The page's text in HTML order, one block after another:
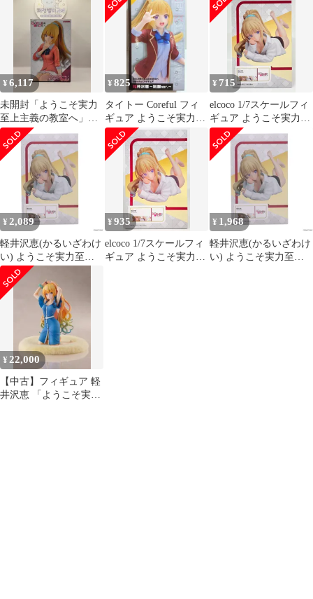
Season 軽井沢恵 制服
ver.【再販版】
¥6,117
未開封「ようこそ実力
至上主義の教室へ」軽
井沢 恵 フィギュア
¥825
タイトー Coreful フィ
ギュア ようこそ実力至
上主義の教室へ 2nd
Season 軽井沢恵 制服
ver.
¥ 715
elcoco 1/7スケールフィ
ギュア ようこそ実力至
上主義の教室へ 軽井沢
恵
¥ 2,089
軽井沢恵(かるいざわけ
い) ようこそ実力至上
主義の教室へ 1/7 フィ
ギュア プライズ エルコ
コ
¥935
elcoco 1/7スケールフィ
ギュア ようこそ実力至
¥ 1,968
軽井沢恵(かるいざわけ
い) ようこそ実力至上
¥ 22,000
【中古】フィギュア 軽
井沢恵 「ようこそ実力